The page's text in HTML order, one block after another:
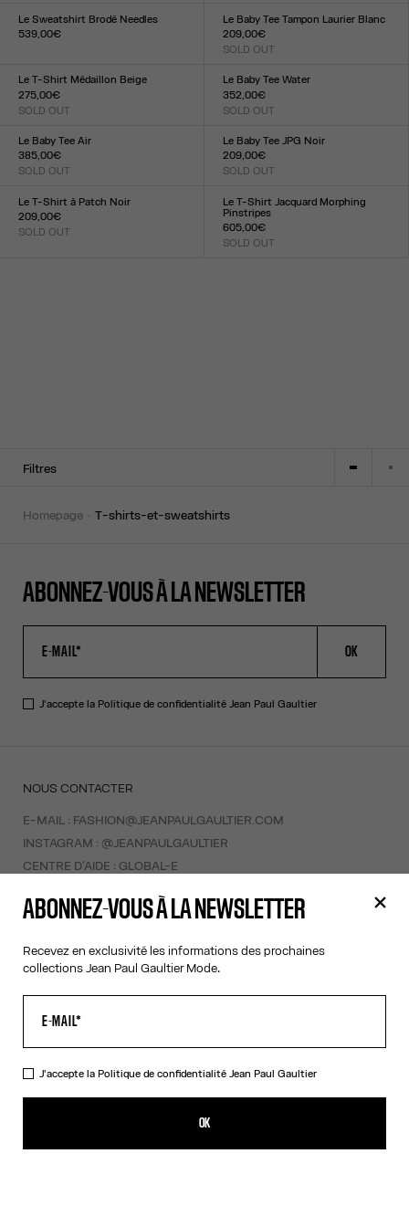
XXS
M L XL XXL
XXS XS SM XL
Le Sweatshirt Brodé Needles
539,00€
Le Baby Tee Tampon Laurier Blanc
209,00€
SOLD OUT
XXS XS SM XLXXL
Le T-Shirt Médaillon Beige
275,00€
SOLD OUT
XXS XS SM XL
Le Baby Tee Water
352,00€
SOLD OUT
XXS XS SM XLXXL
Le Baby Tee Air
385,00€
SOLD OUT
XXS XS S M L XL XXL
Le Baby Tee JPG Noir
209,00€
SOLD OUT
XXS XS S M LXL
Le T-Shirt à Patch Noir
209,00€
SOLD OUT
Le T-Shirt Jacquard Morphing
Pinstripes
605,00€
SOLD OUT
Filtres
homepage t-shirts-et-sweatshirts
ABONNEZ-VOUS À LA NEWSLETTER
OK
J'accepte la Politique de confidentialitéJean Paul Gaultier
NOUS CONTACTER
E-MAIL : FASHION@JEANPAULGAULTIER.COM
INSTAGRAM : @JEANPAULGAULTIER
CENTRE D'AIDE : GLOBAL-E
AIDE
MON COMPTE
FAQ
LIVRAISONS ET RETOURS
CONDITIONS GÉNÉRALES DE VENTES
ABONNEZ-VOUS À LA NEWSLETTER
Recevez en exclusivité les informations des prochaines
collections Jean Paul Gaultier Mode.
J'accepte la Politique de confidentialitéJean Paul Gaultier
OK